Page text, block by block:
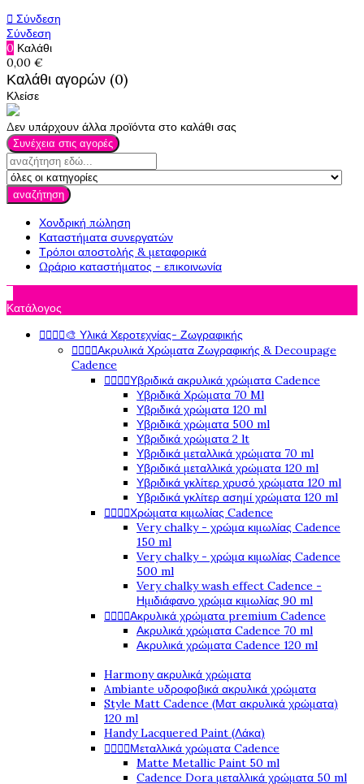
 Σύνδεση
Σύνδεση
0 Καλάθι
0,00 €
Καλάθι αγορών (0)
Κλείσε
Δεν υπάρχουν άλλα προϊόντα στο καλάθι σας
Συνέχεια στις αγορές
αναζήτηση
Χονδρική πώληση
Καταστήματα συνεργατών
Τρόποι αποστολής & μεταφορικά
Ωράριο καταστήματος - επικοινωνία
Κατάλογος
🎨 Υλικά Χεροτεχνίας- Ζωγραφικής
Ακρυλικά Χρώματα Ζωγραφικής & Decoupage
Cadence
Υβριδικά ακρυλικά χρώματα Cadence
Υβριδικά Χρώματα 70 Ml
Υβριδικά χρώματα 120 ml
Υβριδικά χρώματα 500 ml
Υβριδικά χρώματα 2 lt
Υβριδικά μεταλλικά χρώματα 70 ml
Υβριδικά μεταλλικά χρώματα 120 ml
Υβριδικά γκλίτερ χρυσό χρώματα 120 ml
Υβριδικά γκλίτερ ασημί χρώματα 120 ml
Χρώματα κιμωλίας Cadence
Very chalky - χρώμα κιμωλίας Cadence
150 ml
Very chalky - χρώμα κιμωλίας Cadence
500 ml
Very chalky wash effect Cadence -
Ημιδιάφανο χρώμα κιμωλίας 90 ml
Ακρυλικά χρώματα premium Cadence
Ακρυλικά χρώματα Cadence 70 ml
Ακρυλικά χρώματα Cadence 120 ml
Harmony ακρυλικά χρώματα
Ambiante υδροφοβικά ακρυλικά χρώματα
Style Matt Cadence (Ματ ακρυλικά χρώματα)
120 ml
Handy Lacquered Paint (Λάκα)
Μεταλλικά χρώματα Cadence
Matte Metallic Paint 50 ml
Cadence Dora μεταλλικά χρώματα 50 ml